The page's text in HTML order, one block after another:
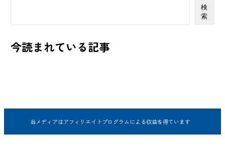
検
索
今読まれている記事
当メディアはアフィリエイトプログラムによる収益を得ています